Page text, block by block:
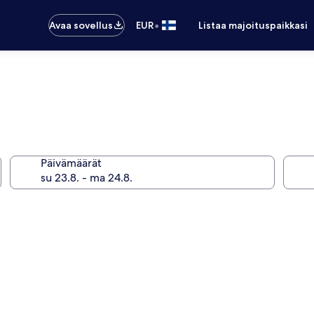
Avaa sovellus EUR• Listaa majoituspaikkasi
Päivämäärät